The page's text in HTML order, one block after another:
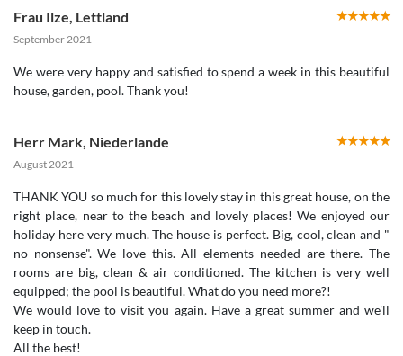
Frau Ilze Lettland
September 2021
We were very happy and satisfied to spend a week in this beautiful
house, garden, pool. Thank you!
Herr Mark Niederlande
August 2021
THANK YOU so much for this lovely stay in this great house, on the
right place, near to the beach and lovely places! We enjoyed our
holiday here very much. The house is perfect. Big, cool, clean and "
no nonsense". We love this. All elements needed are there. The
rooms are big, clean & air conditioned. The kitchen is very well
equipped; the pool is beautiful. What do you need more?!
We would love to visit you again. Have a great summer and we'll
keep in touch.
All the best!